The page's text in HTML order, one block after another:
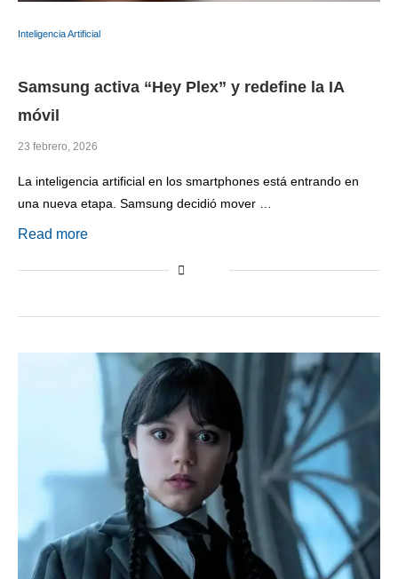
Inteligencia Artificial
Samsung activa “Hey Plex” y redefine la IA
móvil
23 febrero, 2026
La inteligencia artificial en los smartphones está entrando en
una nueva etapa. Samsung decidió mover …
Read more